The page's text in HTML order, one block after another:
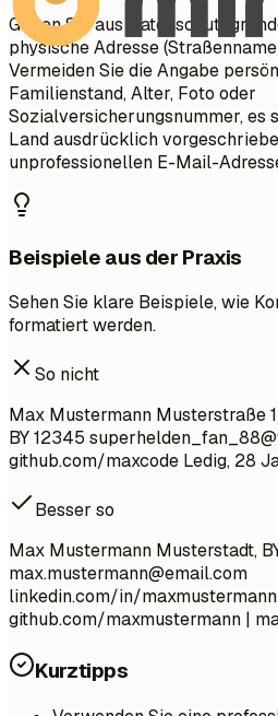
Geben Sie aus
physische Adresse
Vermeiden Sie die Angabe
Familienstand, Alter, Foto oder
Sozialversicherungsnummer, es
Land ausdrücklich
unprofessionellen E-Mail-
Beispiele aus der Praxis
Sehen Sie klare Beispiele, wie
formatiert werden.
So nicht
Max Mustermann Musterstraße
BY 12345
github.com/maxcode Ledig, 28
Besser so
Max Mustermann Musterstadt,
max.mustermann@email.com
linkedin.com/in/
github.com/maxmustermann |
Kurztipps